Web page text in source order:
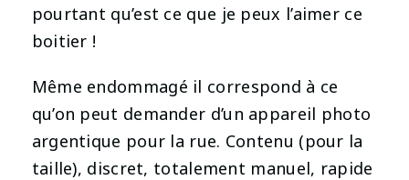
pourtant qu’est ce que je peux l’aimer ce
boitier !
Même endommagé il correspond à ce
qu’on peut demander d’un appareil photo
argentique pour la rue. Contenu (pour la
taille), discret, totalement manuel, rapide